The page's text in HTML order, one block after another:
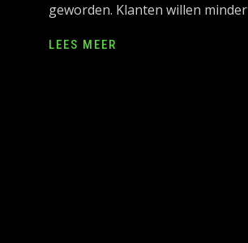
geworden. Klanten willen minder
LEES MEER